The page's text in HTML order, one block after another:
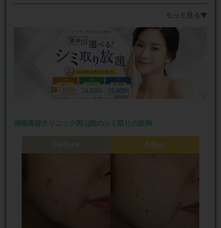
もっと見る▼
湘南美容クリニック岡山院のシミ取りの症例
After